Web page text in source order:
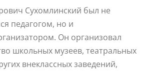
Сухомлинский был не
педагогом, но и
Он организовал
школьных музеев, театральных
внеклассных заведений,